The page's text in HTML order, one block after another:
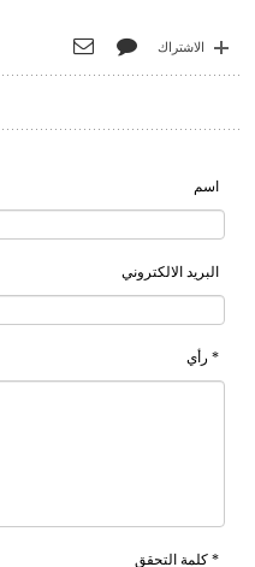
الاشتراك
اسم
البريد الالكتروني
* رأي
* كلمة التحقق